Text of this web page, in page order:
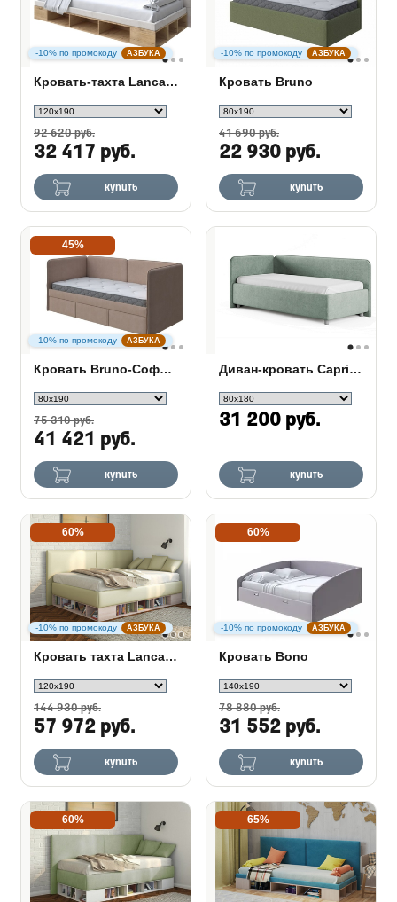
-10% по промокоду АЗБУКА
Кровать-тахта Lancaster 1
92 620 руб.
32 417 руб.
купить
-10% по промокоду АЗБУКА
Кровать Bruno
41 690 руб.
22 930 руб.
купить
-10% по промокоду АЗБУКА
45%
Кровать Bruno-Софа c выкатным ящиком
75 310 руб.
41 421 руб.
купить
Диван-кровать Capri Сонум
31 200 руб.
купить
-10% по промокоду АЗБУКА
60%
Кровать тахта Lancaster 1 с подъемным механизмом
144 930 руб.
57 972 руб.
купить
-10% по промокоду АЗБУКА
60%
Кровать Bono
78 880 руб.
31 552 руб.
купить
60% 65%